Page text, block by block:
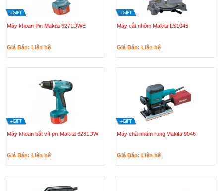
Máy khoan Pin Makita 6271DWE
Giá Bán: Liên hệ
Máy cắt nhôm Makita LS1045
Giá Bán: Liên hệ
Máy khoan bắt vít pin Makita 6281DW
Giá Bán: Liên hệ
Máy chà nhám rung Makita 9046
Giá Bán: Liên hệ